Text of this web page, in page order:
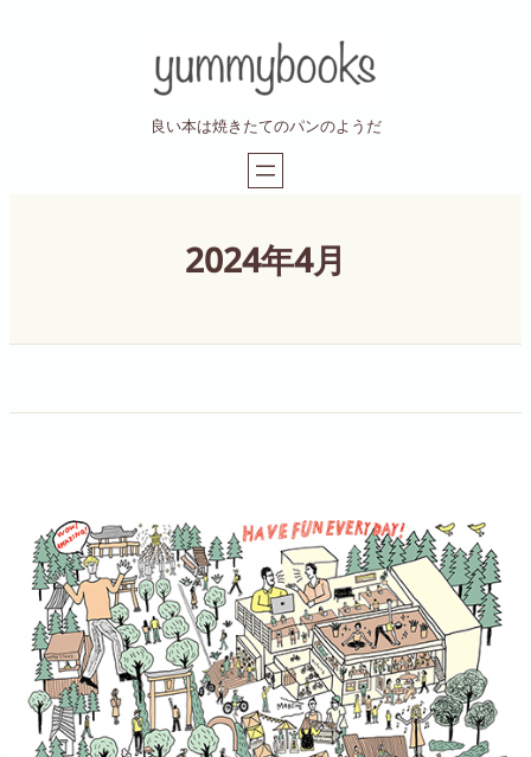
良い本は焼きたてのパンのようだ
2024年4月